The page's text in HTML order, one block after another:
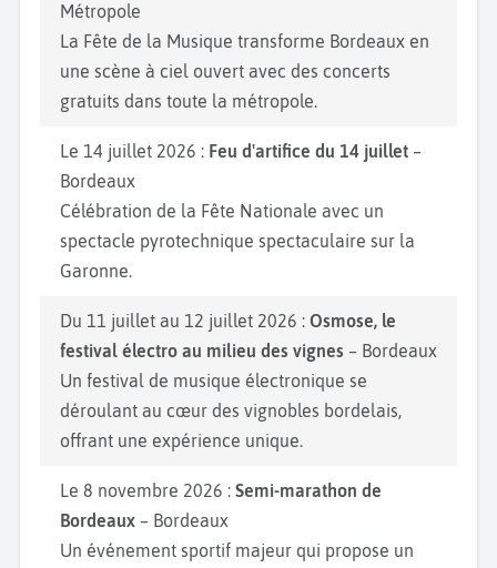
Métropole
La Fête de la Musique transforme Bordeaux en
une scène à ciel ouvert avec des concerts
gratuits dans toute la métropole.
Le 14 juillet 2026 : Feu d'artifice du 14 juillet –
Bordeaux
Célébration de la Fête Nationale avec un
spectacle pyrotechnique spectaculaire sur la
Garonne.
Du 11 juillet au 12 juillet 2026 : Osmose, le
festival électro au milieu des vignes – Bordeaux
Un festival de musique électronique se
déroulant au cœur des vignobles bordelais,
offrant une expérience unique.
Le 8 novembre 2026 : Semi-marathon de
Bordeaux – Bordeaux
Un événement sportif majeur qui propose un